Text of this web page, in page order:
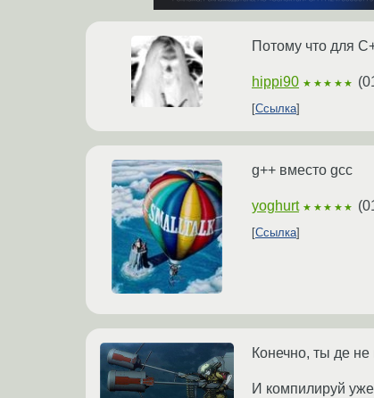
Потому что для
hippi90 ★★★★★ (
Ссылка
g++ вместо gcc
yoghurt ★★★★★ (
Ссылка
Конечно, ты де
И компилируй